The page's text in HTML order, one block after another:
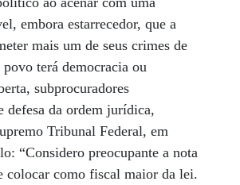
embora estarrecedor, que a
mais um de seus crimes de
terá democracia ou
subprocuradores
defesa da ordem jurídica,
Tribunal Federal, em
“Considero preocupante a nota
colocar como fiscal maior da lei.